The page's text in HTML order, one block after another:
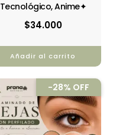
Tecnológico, Anime✦
$34.000
Añadir al carrito
-28% OFF
precio
original
era:
$30.000.
El
precio
actual
es: